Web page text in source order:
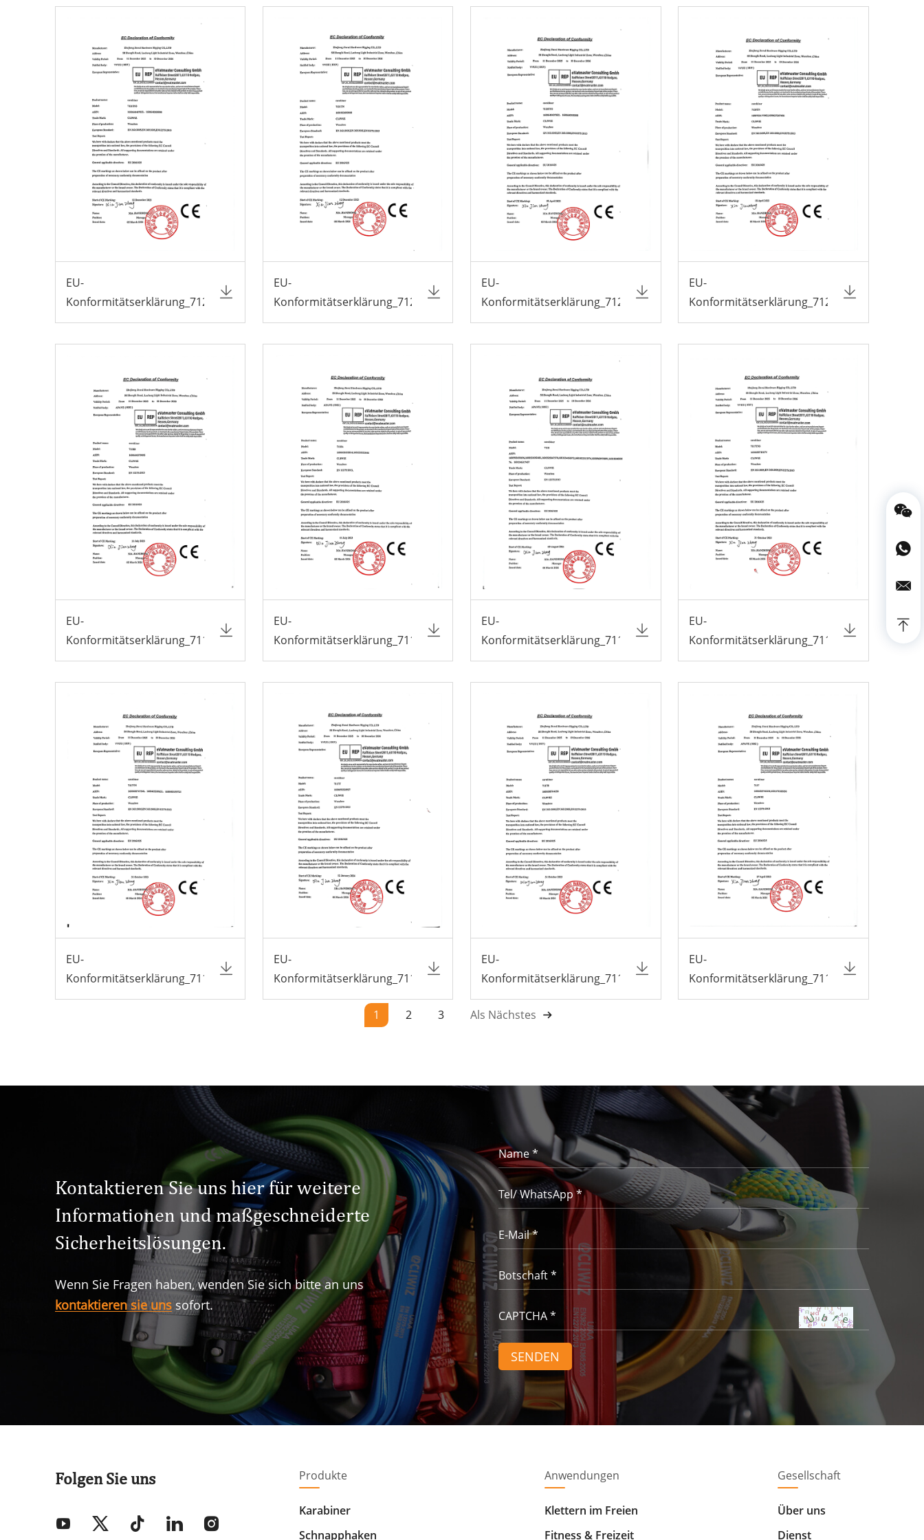
EU-
Konformitätserklärung_7121TN3
EU-
Konformitätserklärung_7121TN
EU-
Konformitätserklärung_7120TN3
EU-
Konformitätserklärung_7120TN
EU-
Konformitätserklärung_7118B
EU-
Konformitätserklärung_7118A
EU-
Konformitätserklärung_7118
EU-
Konformitätserklärung_7117TN3
EU-
Konformitätserklärung_7117TN
EU-
Konformitätserklärung_7117T
EU-
Konformitätserklärung_7117B
EU-
Konformitätserklärung_7117
1 2 3 Als Nächstes
Kontaktieren Sie uns hier für weitere
Informationen und maßgeschneiderte
Sicherheitslösungen.
Wenn Sie Fragen haben, wenden Sie sich bitte an uns
kontaktieren sie uns sofort.
Folgen Sie uns Produkte
Karabiner
Schnapphaken
Anwendungen
Klettern im Freien
Fitness & Freizeit
Gesellschaft
Über uns
Dienst